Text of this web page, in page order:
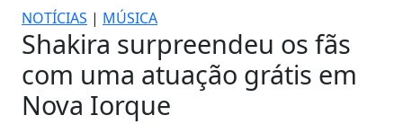
NOTÍCIAS | MÚSICA
Shakira surpreendeu os fãs
com uma atuação grátis em
Nova Iorque